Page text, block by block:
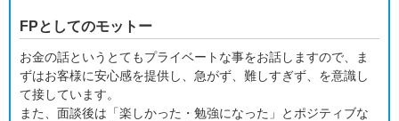
FPとしてのモットー
お金の話というとてもプライベートな事をお話しますので、ま
ずはお客様に安心感を提供し、急がず、難しすぎず、を意識し
て接しています。
また、面談後は「楽しかった・勉強になった」とポジティブな